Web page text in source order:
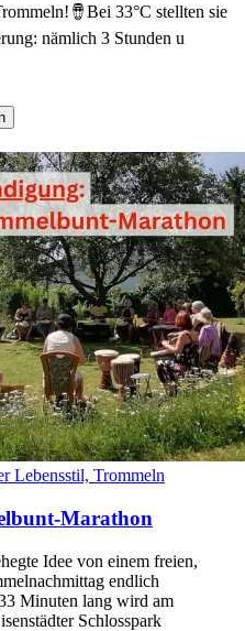
33°C stellten sie
nämlich 3 Stunden u
Lebensstil, Trommeln
Marathon
Idee von einem freien,
endlich
Minuten lang wird am
Schlosspark